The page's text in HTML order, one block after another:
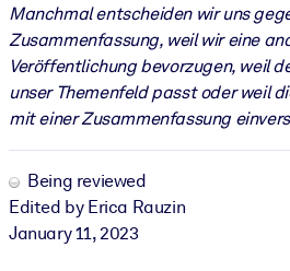
Manchmal entscheiden wir uns
Zusammenfassung, weil wir eine
Veröffentlichung bevorzugen, weil
unser Themenfeld passt oder weil
mit einer Zusammenfassung
Being reviewed
Edited by Erica Rauzin
January 11, 2023